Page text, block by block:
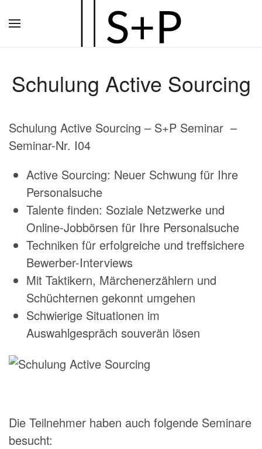
Hauptinhalt
Schulung Active Sourcing
Schulung Active Sourcing – S+P Seminar –
Seminar-Nr. I04
Active Sourcing: Neuer Schwung für Ihre
Personalsuche
Talente finden: Soziale Netzwerke und
Online-Jobbörsen für Ihre Personalsuche
Techniken für erfolgreiche und treffsichere
Bewerber-Interviews
Mit Taktikern, Märchenerzählern und
Schüchternen gekonnt umgehen
Schwierige Situationen im
Auswahlgespräch souverän lösen
Die Teilnehmer haben auch folgende Seminare
besucht: